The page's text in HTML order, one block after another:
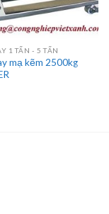
1 TẤN - 5 TẤN
mạ kẽm 2500kg